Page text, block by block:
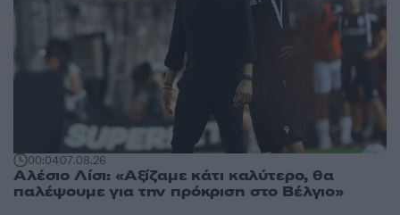
00:0407.08.26
Αλέσιο Λίσι: «Αξίζαμε κάτι καλύτερο, θα
παλέψουμε για την πρόκριση στο Βέλγιο»